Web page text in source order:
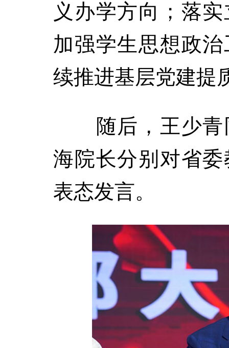
义办学方向；落
加强学生思想政
续推进基层党建提
随后，王少青
海院长分别对省
表态发言。